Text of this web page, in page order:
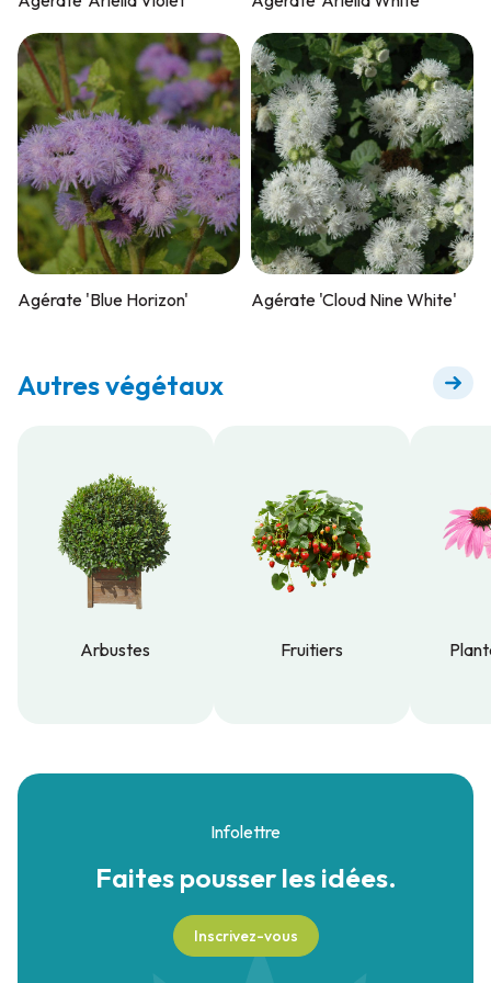
Agérate 'Blue Horizon' Agérate 'Cloud Nine White'
Autres végétaux
Arbustes
Fruitiers
Infolettre
Faites pousserles idées.
Inscrivez-vous